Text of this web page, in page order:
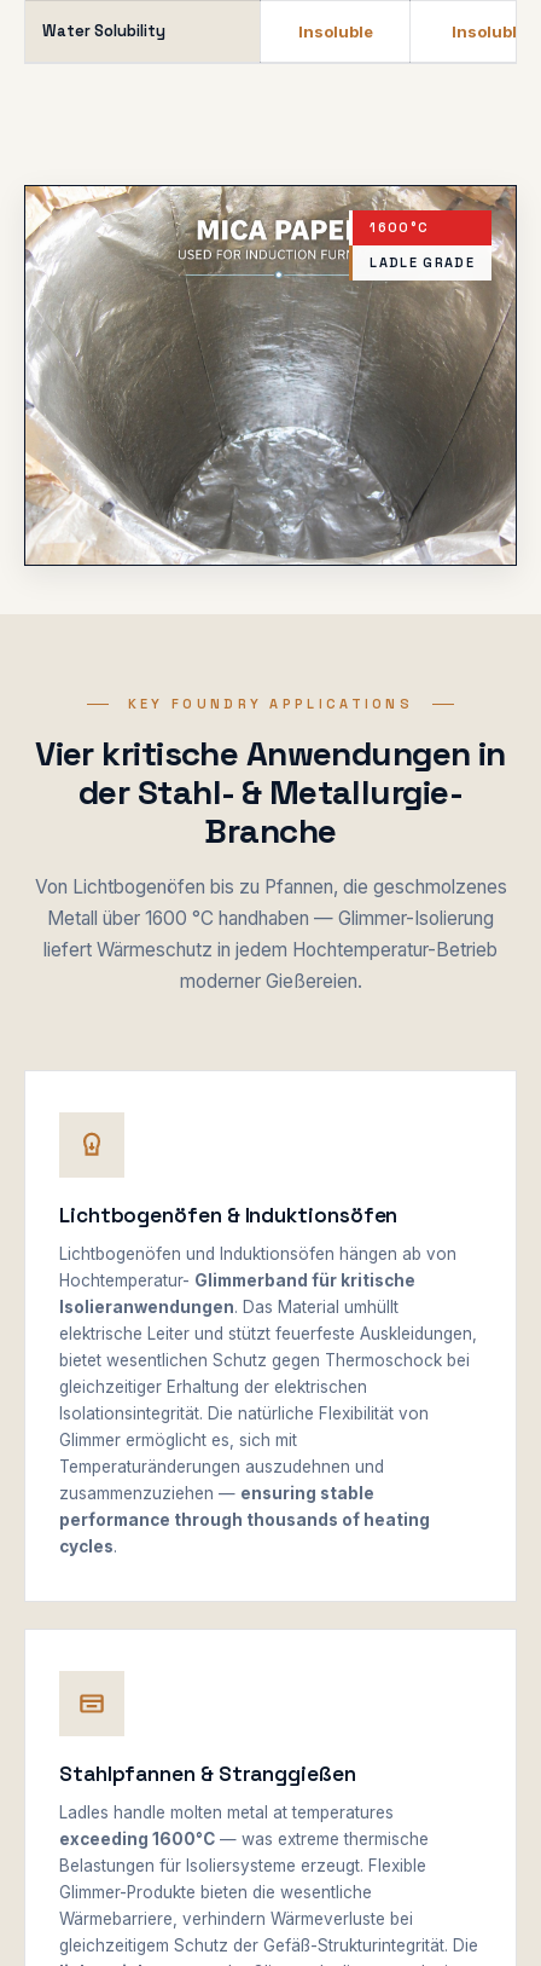
Water Solubility Insoluble Insoluble
1600°C
LADLE GRADE
KEY FOUNDRY APPLICATIONS
Vier kritische Anwendungen in
der Stahl- & Metallurgie-
Branche
Von Lichtbogenöfen bis zu Pfannen, die geschmolzenes
Metall über 1600 °C handhaben — Glimmer-Isolierung
liefert Wärmeschutz in jedem Hochtemperatur-Betrieb
moderner Gießereien.
Lichtbogenöfen & Induktionsöfen
Lichtbogenöfen und Induktionsöfen hängen ab von
Hochtemperatur- Glimmerband für kritische
Isolieranwendungen. Das Material umhüllt
elektrische Leiter und stützt feuerfeste Auskleidungen,
bietet wesentlichen Schutz gegen Thermoschock bei
gleichzeitiger Erhaltung der elektrischen
Isolationsintegrität. Die natürliche Flexibilität von
Glimmer ermöglicht es, sich mit
Temperaturänderungen auszudehnen und
zusammenzuziehen — ensuring stable
performance through thousands of heating
cycles.
Stahlpfannen & Stranggießen
Ladles handle molten metal at temperatures
exceeding 1600°C — was extreme thermische
Belastungen für Isoliersysteme erzeugt. Flexible
Glimmer-Produkte bieten die wesentliche
Wärmebarriere, verhindern Wärmeverluste bei
gleichzeitigem Schutz der Gefäß-Strukturintegrität. Die